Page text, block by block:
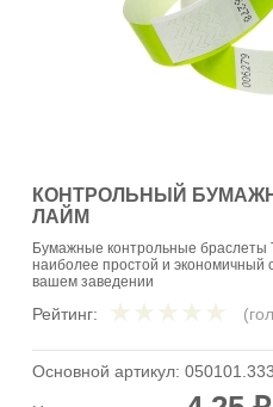
КОНТРОЛЬНЫЙ
ЛАЙМ
Бумажные контрольные браслеты
наиболее простой и экономичный
вашем заведении
Рейтинг:
Основной артикул: 050101.333